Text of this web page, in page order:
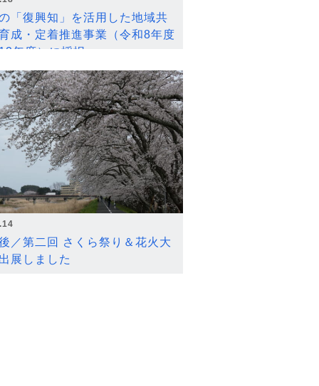
「復興知」を活用した地域共
成・定着推進事業（令和8年度
年度）に採択
／第二回 さくら祭り＆花火大
展しました